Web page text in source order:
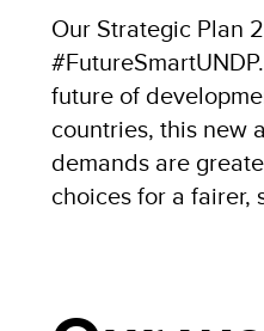
Our Strategic Plan
future of
countries, this new
demands are
choices for a